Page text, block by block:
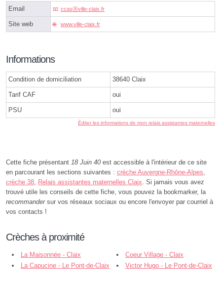
Email ccasⓐville-claix.fr
Site web www.ville-claix.fr
Informations
Condition de domiciliation 38640 Claix
Tarif CAF oui
PSU oui
Éditer les informations de mon relais assistantes maternelles
Cette fiche présentant 18 Juin 40 est accessible à l'intérieur de ce site
en parcourant les sections suivantes : crèche Auvergne-Rhône-Alpes
crèche 38
Relais assistantes maternelles Claix . Si jamais vous avez
trouvé utile les conseils de cette fiche, vous pouvez la bookmarker, la
recommandersur vos réseaux sociaux ou encore l'envoyer par courriel à
vos contacts !
Crèches à proximité
La Maisonnée - Claix
Coeur Village - Claix
La Capucine - Le Pont-de-Claix
Victor Hugo - Le Pont-de-Claix